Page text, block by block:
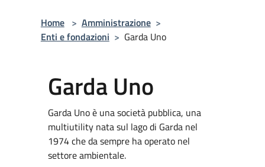
Home > Amministrazione >
Enti e fondazioni > Garda Uno
Garda Uno
Garda Uno è una società pubblica, una
multiutility nata sul lago di Garda nel
1974 che da sempre ha operato nel
settore ambientale.